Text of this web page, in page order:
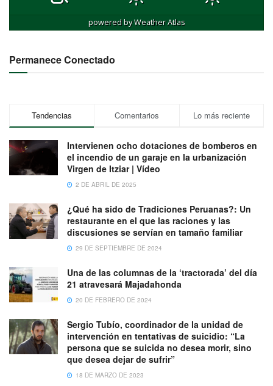
powered byWeather Atlas
Permanece Conectado
Tendencias Comentarios Lo más reciente
Intervienen ocho dotaciones de bomberos en
el incendio de un garaje en la urbanización
Virgen de Itziar | Vídeo
2 DE ABRIL DE 2025
¿Qué ha sido de Tradiciones Peruanas?: Un
restaurante en el que las raciones y las
discusiones se servían en tamaño familiar
29 DE SEPTIEMBRE DE 2024
Una de las columnas de la ‘tractorada’ del día
21 atravesará Majadahonda
20 DE FEBRERO DE 2024
Sergio Tubío, coordinador de la unidad de
intervención en tentativas de suicidio: “La
persona que se suicida no desea morir, sino
que desea dejar de sufrir”
18 DE MARZO DE 2023